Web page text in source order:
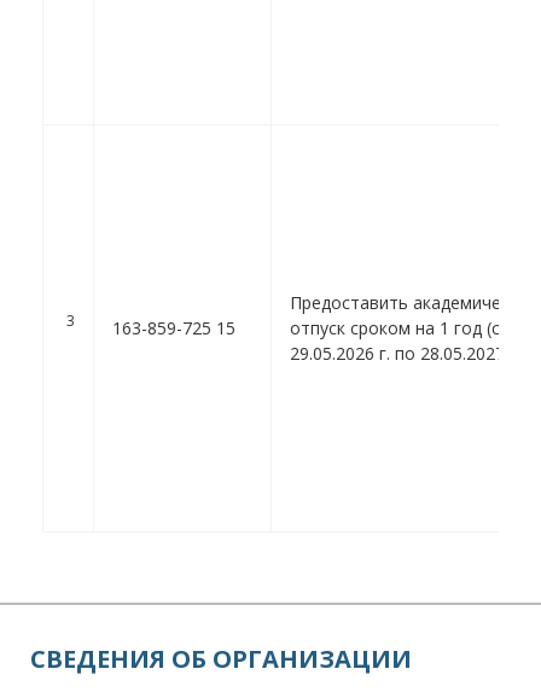
3 163-859-725 15
Предоставить академический
отпуск сроком на 1 год (с
29.05.2026 г. по 28.05.2027 г.).
СВЕДЕНИЯ ОБ ОРГАНИЗАЦИИ